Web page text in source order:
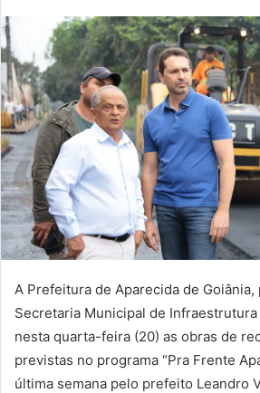
A Prefeitura de Aparecida de Goiânia,
Secretaria Municipal de
nesta quarta-feira (20) as obras de
previstas no programa “Pra Frente
última semana pelo prefeito Leandro